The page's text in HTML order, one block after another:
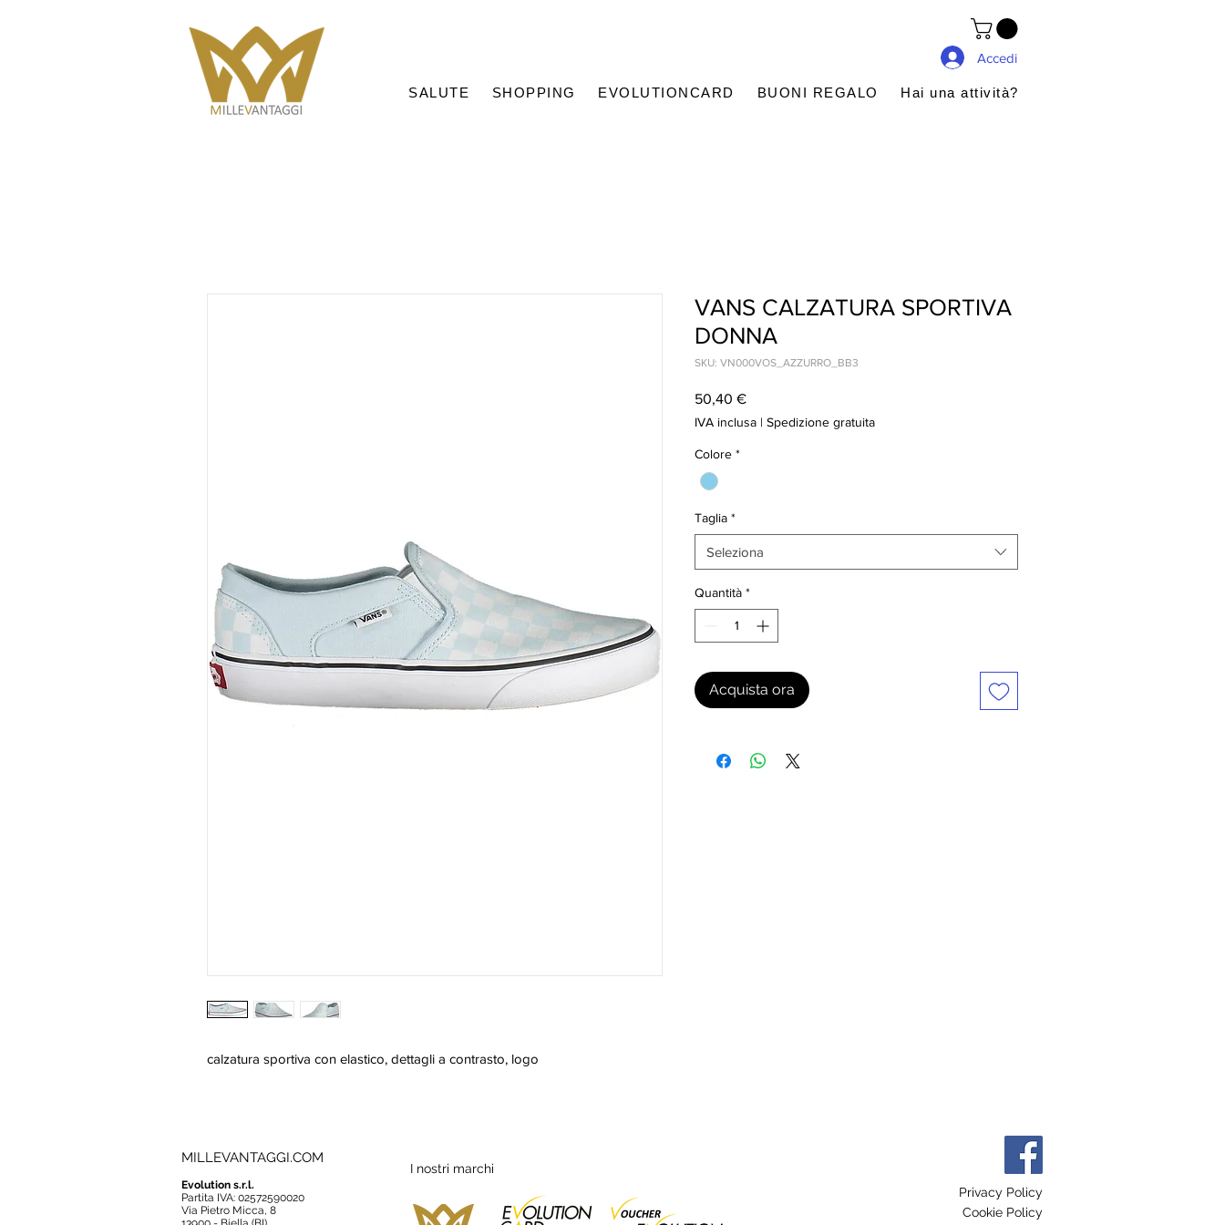
Accedi
SALUTE SHOPPING EVOLUTIONCARD BUONI REGALO Hai una attività?
calzatura sportiva con elastico, dettagli a contrasto, logo
VANS CALZATURA SPORTIVA
DONNA
SKU: VN000VOS_AZZURRO_BB3
50,40 €Prezzo
IVA inclusa | Spedizione gratuita
Colore *
Taglia *
Seleziona
Quantità *
Acquista ora
MILLEVANTAGGI.COM
Evolution s.r.l.
Partita IVA: 02572590020
Via Pietro Micca, 8
I nostri marchi
Privacy Policy
Cookie Policy